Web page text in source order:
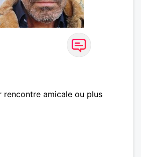
rencontre amicale ou plus